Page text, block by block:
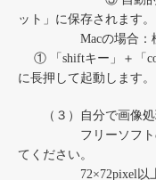
ット」に保存されます。
Macの場合：標準
① 「shiftキー」＋「
に長押して起動します。
（３）自分で画像処
フリーソフトの
てください。
72×72pixel以上の